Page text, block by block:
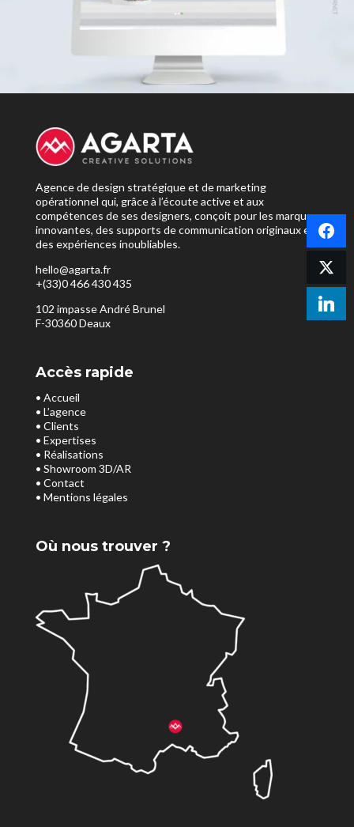
Agence de design stratégique et de marketing
opérationnel qui, grâce à l’écoute active et aux
compétences de ses designers, conçoit pour les marques
innovantes, des supports de communication originaux et
des expériences inoubliables.
hello@agarta.fr
+(33)0 466 430 435
102 impasse André Brunel
F-30360 Deaux
Accès rapide
• Accueil
• L’agence
• Clients
• Expertises
• Réalisations
• Showroom 3D/AR
• Contact
• Mentions légales
Où nous trouver ?